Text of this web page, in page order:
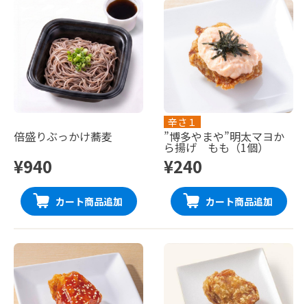
倍盛りぶっかけ蕎麦
¥940
カート商品追加
辛さ１
”博多やまや”明太マヨか
ら揚げ もも（1個）
¥240
カート商品追加